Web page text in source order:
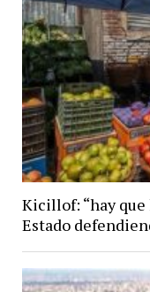
Kicillof: “hay
Estado